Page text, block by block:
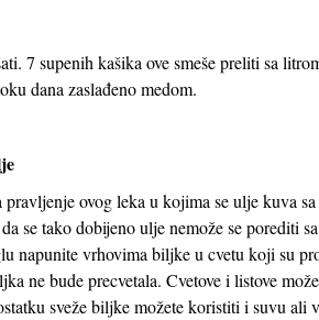
7 supenih kašika ove smeše preliti sa
dana zaslađeno medom.
pravljenje ovog leka u kojima se ulje kuva
se tako dobijeno ulje nemože se porediti
napunite vrhovima biljke u cvetu koji su
ne bude precvetala. Cvetove i listove
sveže biljke možete koristiti i suvu